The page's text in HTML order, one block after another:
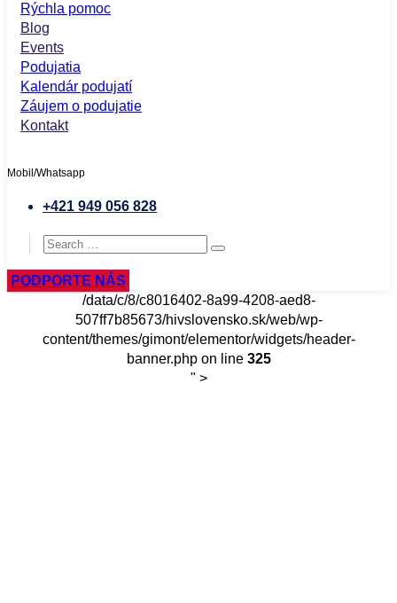
Rýchla pomoc
Blog
Events
Podujatia
Kalendár podujatí
Záujem o podujatie
Kontakt
Mobil/Whatsapp
+421 949 056 828
PODPORTE NÁS
/data/c/8/c8016402-8a99-4208-aed8-
507ff7b85673/hivslovensko.sk/web/wp-
content/themes/gimont/elementor/widgets/header-
banner.php on line 325
" >